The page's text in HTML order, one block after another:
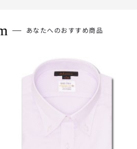
あなたへのおすすめ商品